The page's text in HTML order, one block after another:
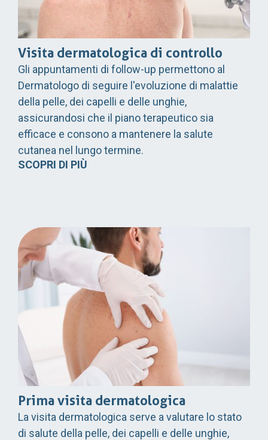
Visita dermatologica di controllo
Gli appuntamenti di follow-up permettono al
Dermatologo di seguire l'evoluzione di malattie
della pelle, dei capelli e delle unghie,
assicurandosi che il piano terapeutico sia
efficace e consono a mantenere la salute
cutanea nel lungo termine.
SCOPRI DI PIÙ
Prima visita dermatologica
La visita dermatologica serve a valutare lo stato
di salute della pelle, dei capelli e delle unghie,